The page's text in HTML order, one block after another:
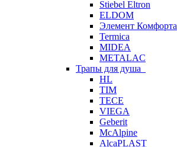
Stiebel Eltron
ELDOM
Элемент Комфорта
Termica
MIDEA
METALAC
Трапы для душа
HL
TIM
TECE
VIEGA
Geberit
McAlpine
AlcaPLAST